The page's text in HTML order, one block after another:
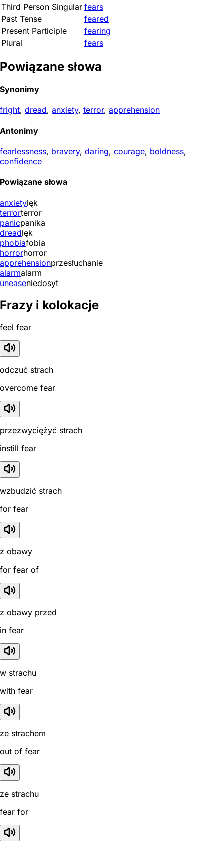
Third Person Singular fears
Past Tense
feared
Present Participle
fearing
Plural
fears
Powiązane słowa
Synonimy
fright, dread, anxiety, terror, apprehension
Antonimy
fearlessness, bravery, daring, courage, boldness,
confidence
Powiązane słowa
anxietylęk
terrorterror
panicpanika
dreadlęk
phobiafobia
horrorhorror
apprehensionprzesłuchanie
alarmalarm
uneaseniedosyt
Frazy i kolokacje
feel fear
odczuć strach
overcome fear
przezwyciężyć strach
instill fear
wzbudzić strach
for fear
z obawy
for fear of
z obawy przed
in fear
w strachu
with fear
ze strachem
out of fear
ze strachu
fear for